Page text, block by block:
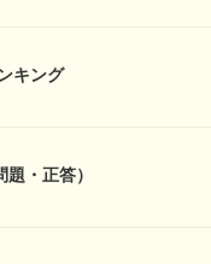
キング
・正答）